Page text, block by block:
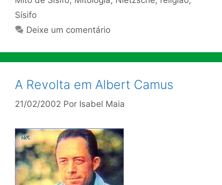
Sísifo
Deixe um comentário
A Revolta em Albert Camus
21/02/2002 Por Isabel Maia